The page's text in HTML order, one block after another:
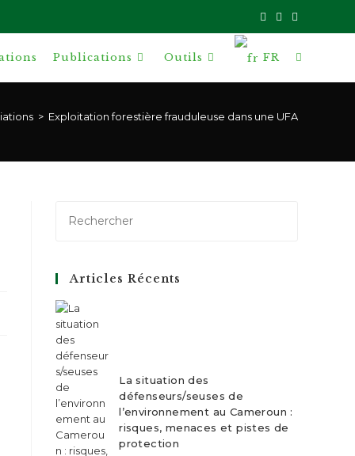
Publications Outils FR Toggle
> Exploitation forestière frauduleuse dans une UFA
Articles Récents
La situation des
défenseurs/seuses de
l’environnement au Cameroun :
risques, menaces et pistes de
protection